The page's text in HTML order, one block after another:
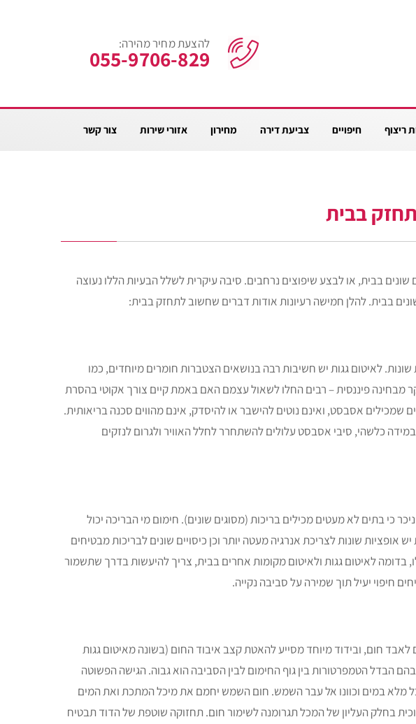
להצעת מחיר מהירה:
055-9706-829
ריצוף חיפויים צביעת דירה מחירון אזורי שירות צור קשר
בבית
שונים בבית, או לבצע שיפוצים נרחבים. סיבה עיקרית לשלל הבעיות הללו נעוצה
בבית. להלן חמישה רעיונות אודות דברים שחשוב לתחזק בבית:
שונות.לאיטום גגותיש חשיבות רבה בנושאים הצטברות חומרים מיוחדים, כמו
מבחינה פיננסית – רבים החלו לשאול עצמם האם באמת קיים צורך אקוטי בהסרת
שמכילים אסבסט, ואינם נוטים להישבר או להיסדק, אינם מהווים סכנה בריאותית.
כלשהי, סיבי אסבסט עלולים להשתחרר לחלל האוויר ולגרום לנזקים
כי בתים לא מעטים מכילים בריכות (מסוגים שונים). חימום מי הבריכה יכול
שונות לצריכת אנרגיה מעטה יותר וכן כיסויים שונים לבריכות מבטיחים
בדומה לאיטום גגות ולאיטום מקומות אחרים בבית, צריך להיעשות בדרך שתשמור
חיפוי יעיל תוך שמירה על סביבה נקייה.
חום, ובידוד מיוחד מסייע להאטת קצב איבוד החום (בשונה מאיטום גגות
הבדל הטמפרטורות בין גוף החימום לבין הסביבה הוא גבוה. הגישה הפשוטה
מלא במים וכוונו אל עבר השמש. חום השמש יחמם את מיכל המתכת ואת המים
בחלק העליון של המכל תגרומנה לשימור חום. תחזוקה שוטפת של הדוד תבטיח